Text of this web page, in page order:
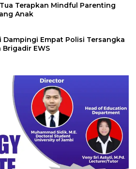
Terapkan Mindful Parenting
Anak
Dampingi Empat Polisi Tersangka
EWS